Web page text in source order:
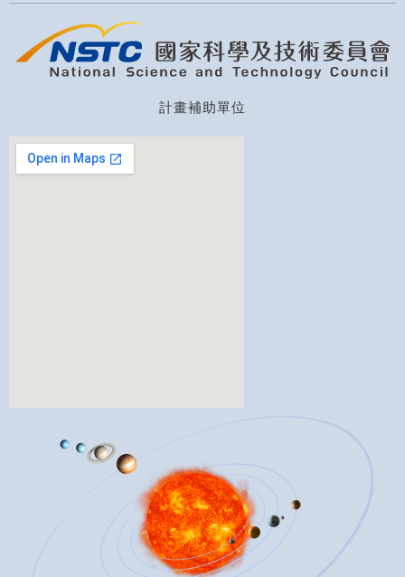
計畫補助單位